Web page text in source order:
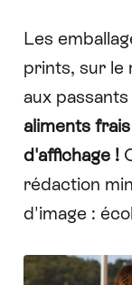
Les
prints, sur le
aux passants
aliments
d'affichage !
rédaction
d'image :